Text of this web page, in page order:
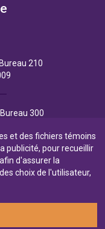
210
300
et des fichiers témoins
publicité, pour recueillir
d'assurer la
choix de l'utilisateur,